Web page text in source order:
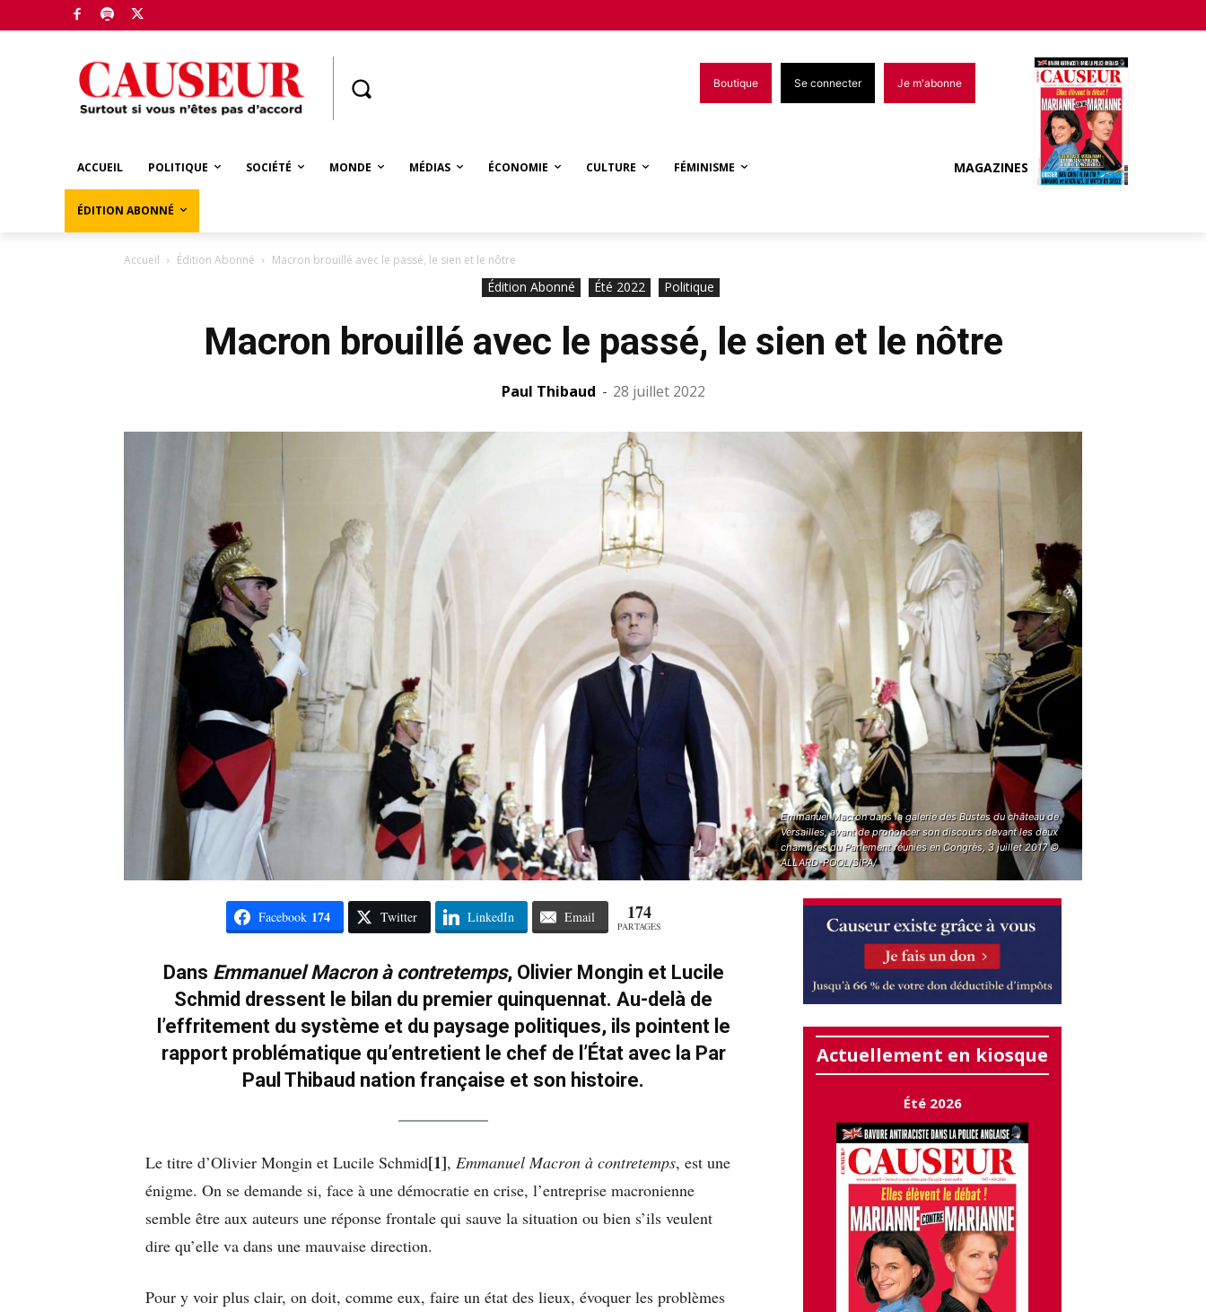
Boutique Se connecter Je m'abonne
ACCUEIL POLITIQUE SOCIÉTÉ MONDE MÉDIAS ÉCONOMIE CULTURE FÉMINISME
ÉDITION ABONNÉ
MAGAZINES
Accueil Édition Abonné Macron brouillé avec le passé, le sien et le nôtre
Édition Abonné Été 2022 Politique
Macron brouillé avec le passé, le sien et le nôtre
Paul Thibaud - 28 juillet 2022
Emmanuel Macron dans la galerie des Bustes du château de
Versailles, avant de prononcer son discours devant les deux
chambres du Parlement réunies en Congrès, 3 juillet 2017 ©
ALLARD-POOL/SIPA/
Facebook 174 Twitter LinkedIn Email 174
PARTAGES
Dans Emmanuel Macron à contretemps, Olivier Mongin et Lucile
Schmid dressent le bilan du premier quinquennat. Au-delà de
l’effritement du système et du paysage politiques, ils pointent le
rapport problématique qu’entretient le chef de l’État avec la Par
Paul Thibaud nation française et son histoire.
Le titre d’Olivier Mongin et Lucile Schmid[1], Emmanuel Macron à contretemps, est une
énigme. On se demande si, face à une démocratie en crise, l’entreprise macronienne
semble être aux auteurs une réponse frontale qui sauve la situation ou bien s’ils veulent
dire qu’elle va dans une mauvaise direction.
Pour y voir plus clair, on doit, comme eux, faire un état des lieux, évoquer les problèmes
Actuellement en kiosque
Été 2026